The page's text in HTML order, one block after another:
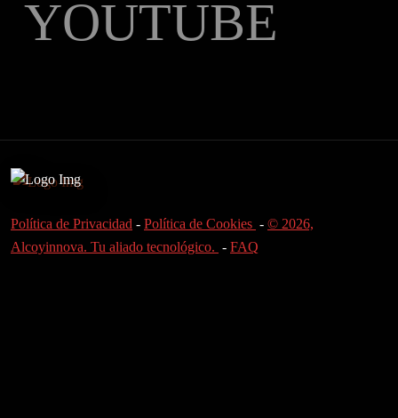
YOUTUBE
Política de Privacidad - Política de Cookies - © 2026,
Alcoyinnova. Tu aliado tecnológico. - FAQ